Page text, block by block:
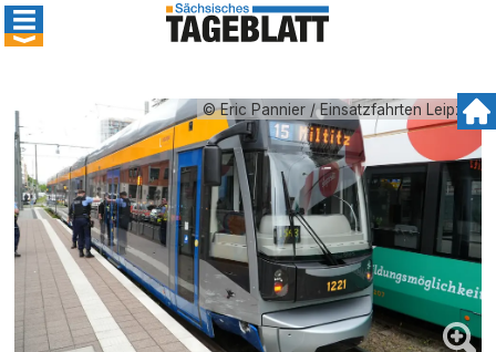
© Eric Pannier / Einsatzfahrten Leipzig